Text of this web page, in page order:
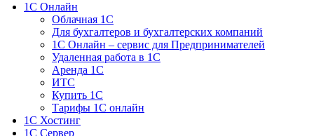
1С Онлайн
Облачная 1С
Для бухгалтеров и бухгалтерских компаний
1C Онлайн – сервис для Предпринимателей
Удаленная работа в 1С
Аренда 1С
ИТС
Купить 1С
Тарифы 1С онлайн
1С Хостинг
1С Сервер